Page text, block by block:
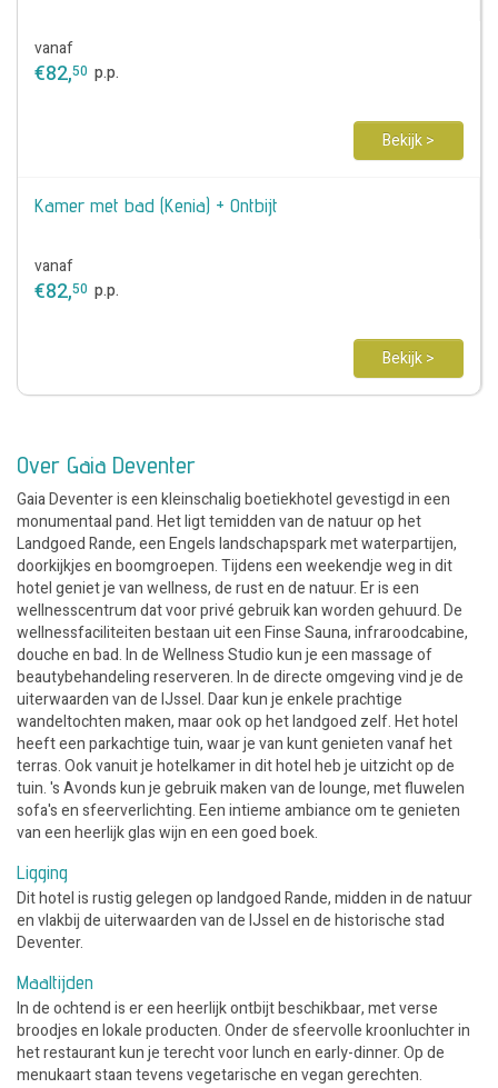
vanaf
€82,50 p.p.
Bekijk >
Kamer met bad (Kenia) + Ontbijt
vanaf
€82,50 p.p.
Bekijk >
Over Gaia Deventer
Gaia Deventer is een kleinschalig boetiekhotel gevestigd in een
monumentaal pand. Het ligt temidden van de natuur op het
Landgoed Rande, een Engels landschapspark met waterpartijen,
doorkijkjes en boomgroepen. Tijdens een weekendje weg in dit
hotel geniet je van wellness, de rust en de natuur. Er is een
wellnesscentrum dat voor privé gebruik kan worden gehuurd. De
wellnessfaciliteiten bestaan uit een Finse Sauna, infraroodcabine,
douche en bad. In de Wellness Studio kun je een massage of
beautybehandeling reserveren. In de directe omgeving vind je de
uiterwaarden van de IJssel. Daar kun je enkele prachtige
wandeltochten maken, maar ook op het landgoed zelf. Het hotel
heeft een parkachtige tuin, waar je van kunt genieten vanaf het
terras. Ook vanuit je hotelkamer in dit hotel heb je uitzicht op de
tuin. 's Avonds kun je gebruik maken van de lounge, met fluwelen
sofa's en sfeerverlichting. Een intieme ambiance om te genieten
van een heerlijk glas wijn en een goed boek.
Ligging
Dit hotel is rustig gelegen op landgoed Rande, midden in de natuur
en vlakbij de uiterwaarden van de IJssel en de historische stad
Deventer.
Maaltijden
In de ochtend is er een heerlijk ontbijt beschikbaar, met verse
broodjes en lokale producten. Onder de sfeervolle kroonluchter in
het restaurant kun je terecht voor lunch en early-dinner. Op de
menukaart staan tevens vegetarische en vegan gerechten.